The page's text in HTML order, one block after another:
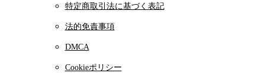
特定商取引法に基づく表記
法的免責事項
DMCA
Cookieポリシー